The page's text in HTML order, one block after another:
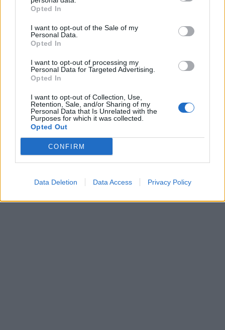
Opted In
I want to opt-out of the Sale of my
Personal Data.
Opted In
I want to opt-out of processing my
Personal Data for Targeted Advertising.
Opted In
I want to opt-out of Collection, Use,
Retention, Sale, and/or Sharing of my
Personal Data that Is Unrelated with the
Purposes for which it was collected.
Opted Out
CONFIRM
Data Deletion Data Access Privacy Policy
In evidenza